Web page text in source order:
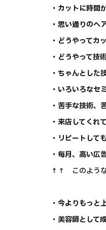
・カットに時間
・思い通りのヘ
・どうやってカ
・どうやって技
・ちゃんとした
・いろいろなセ
・苦手な技術、
・来店してくれ
・リピートして
・毎月、高い広
↑↑ このような
・今よりもっと
・美容師として